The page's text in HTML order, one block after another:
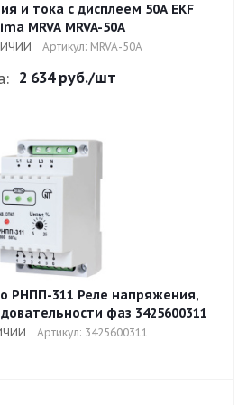
и тока с дисплеем 50A EKF
MRVA MRVA-50A
Артикул: MRVA-50A
2 634 руб./шт
РНПП-311 Реле напряжения,
фаз 3425600311
Артикул: 3425600311